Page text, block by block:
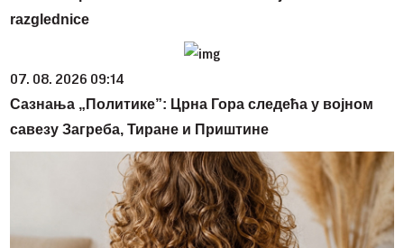
razglednice
07. 08. 2026 09:14
Сазнања „Политике”: Црна Гора следећа у војном
савезу Загреба, Тиране и Приштине